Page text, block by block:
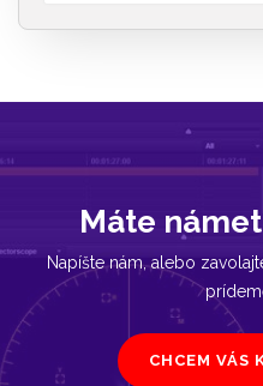
Máte
Napíšte nám, alebo
CHCEM VÁS